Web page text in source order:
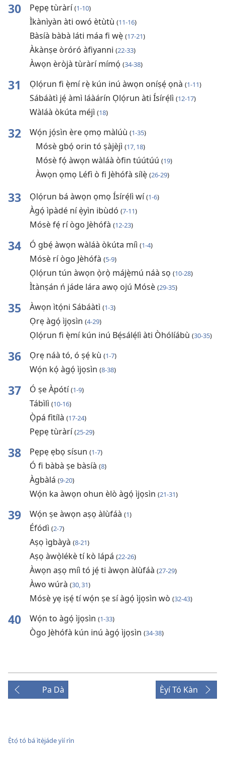
30 Pẹpẹ tùràrí(1-10)
Ìkànìyàn àti owó ètùtù (11-16)
Bàsíà bàbà láti máa fi wẹ̀ (17-21)
Àkànṣe òróró àfiyanni (22-33)
Àwọn èròjà tùràrí mímọ́ (34-38)
31 Ọlọ́run fi ẹ̀mí rẹ̀ kún inú àwọn oníṣẹ́ ọnà (1-11)
Sábáàtì jẹ́ àmì láàárín Ọlọ́run àti Ísírẹ́lì (12-17)
Wàláà òkúta méjì (18)
32 Wọ́n jọ́sìn ère ọmọ màlúù (1-35)
Mósè gbọ́ orin tó ṣàjèjì (17, 18)
Mósè fọ́ àwọn wàláà òfin túútúú (19)
Àwọn ọmọ Léfì ò fi Jèhófà sílẹ̀ (26-29)
33 Ọlọ́run bá àwọn ọmọ Ísírẹ́lì wí(1-6)
Àgọ́ ìpàdé ní ẹ̀yìn ibùdó (7-11)
Mósè fẹ́ rí ògo Jèhófà (12-23)
34 Ó gbẹ́ àwọn wàláà òkúta míì (1-4)
Mósè rí ògo Jèhófà (5-9)
Ọlọ́run tún àwọn ọ̀rọ̀ májẹ̀mú náà sọ (10-28)
Ìtànṣán ń jáde lára awọ ojú Mósè (29-35)
35 Àwọn ìtọ́ni Sábáàtì (1-3)
Ọrẹ àgọ́ ìjọsìn (4-29)
Ọlọ́run fi ẹ̀mí kún inú Bẹ́sálẹ́lì àti Òhólíábù (30-35)
36 Ọrẹ náà tó, ó ṣẹ́ kù (1-7)
Wọ́n kọ́ àgọ́ ìjọsìn (8-38)
37 Ó ṣe Àpótí(1-9)
Tábìlì (10-16)
Ọ̀pá fìtílà (17-24)
Pẹpẹ tùràrí(25-29)
38 Pẹpẹ ẹbọ sísun (1-7)
Ó fi bàbà ṣe bàsíà (8)
Àgbàlá (9-20)
Wọ́n ka àwọn ohun èlò àgọ́ ìjọsìn (21-31)
39 Wọ́n ṣe àwọn aṣọ àlùfáà (1)
Éfódì (2-7)
Aṣọ ìgbàyà (8-21)
Aṣọ àwọ̀lékè tí kò lápá (22-26)
Àwọn aṣọ míì tó jẹ́ ti àwọn àlùfáà (27-29)
Àwo wúrà (30, 31)
Mósè yẹ iṣẹ́ tí wọ́n ṣe sí àgọ́ ìjọsìn wò (32-43)
40 Wọ́n to àgọ́ ìjọsìn (1-33)
Ògo Jèhófà kún inú àgọ́ ìjọsìn (34-38)
Pa Dà Èyí Tó Kàn
Ẹ̀tọ́ tó bá ìtẹ̀jáde yìí rìn